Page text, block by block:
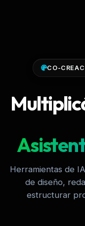
CO-
Herramientas de
de diseño,
estructurar